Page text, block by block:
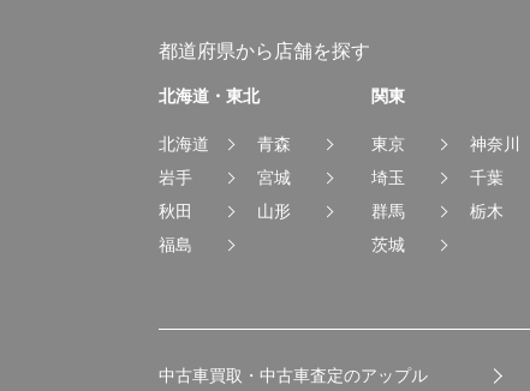
都道府県から店舗を探す
北海道・東北
北海道
青森
岩手
宮城
秋田
山形
福島
関東
東京
神奈川
埼玉
千葉
群馬
栃木
茨城
中古車買取・中古車査定のアップル